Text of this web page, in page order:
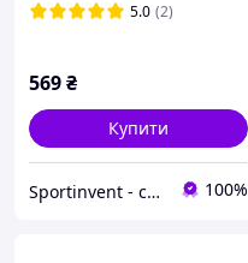
5.0 (2)
569₴
Купити
Sportinvent - спортивний інтернет магазин 100%